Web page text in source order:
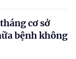
cơ sở
bệnh không